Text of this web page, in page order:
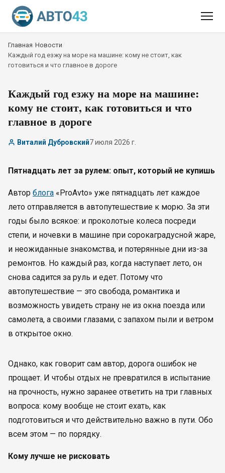
Главная Новости
Каждый год езжу на море на машине: кому не стоит, как
готовиться и что главное в дороге
Каждый год езжу на море на машине:
кому не стоит, как готовиться и что
главное в дороге
Виталий Дубровский7 июля 2026 г.
Пятнадцать лет за рулем: опыт, который не купишь
Автор блога «ProAvto» уже пятнадцать лет каждое
лето отправляется в автопутешествие к морю. За эти
годы было всякое: и проколотые колеса посреди
степи, и ночевки в машине при сорокаградусной жаре,
и неожиданные знакомства, и потерянные дни из-за
ремонтов. Но каждый раз, когда наступает лето, он
снова садится за руль и едет. Потому что
автопутешествие — это свобода, романтика и
возможность увидеть страну не из окна поезда или
самолета, а своими глазами, с запахом пыли и ветром
в открытое окно.
Однако, как говорит сам автор, дорога ошибок не
прощает. И чтобы отдых не превратился в испытание
на прочность, нужно заранее ответить на три главных
вопроса: кому вообще не стоит ехать, как
подготовиться и что действительно важно в пути. Обо
всем этом — по порядку.
Кому лучше не рисковать